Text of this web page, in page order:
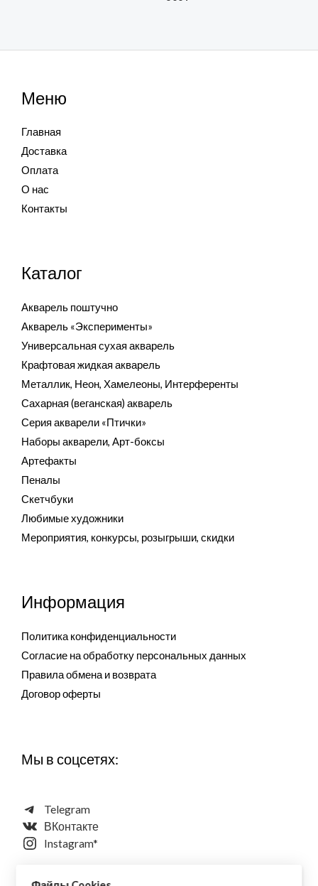
Меню
Главная
Доставка
Оплата
О нас
Контакты
Каталог
Акварель поштучно
Акварель «Эксперименты»
Универсальная сухая акварель
Крафтовая жидкая акварель
Металлик, Неон, Хамелеоны, Интерференты
Сахарная (веганская) акварель
Серия акварели «Птички»
Наборы акварели, Арт-боксы
Артефакты
Пеналы
Скетчбуки
Любимые художники
Мероприятия, конкурсы, розыгрыши, скидки
Информация
Политика конфиденциальности
Согласие на обработку персональных данных
Правила обмена и возврата
Договор оферты
Мы в соцсетях:
Telegram
ВКонтакте
Instagram*